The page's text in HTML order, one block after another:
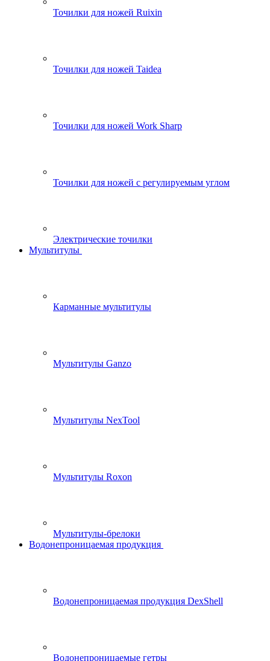
Точилки для ножей Ruixin
Точилки для ножей Taidea
Точилки для ножей Work Sharp
Точилки для ножей с регулируемым углом
Электрические точилки
Мультитулы
Карманные мультитулы
Мультитулы Ganzo
Мультитулы NexTool
Мультитулы Roxon
Мультитулы-брелоки
Водонепроницаемая продукция
Водонепроницаемая продукция DexShell
Водонепроницаемые гетры